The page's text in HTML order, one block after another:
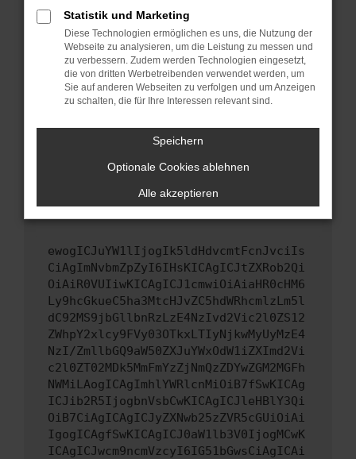
Betriebssystem auf dem neuesten Stand
sind.
Veraltete Software birgt nicht nur ein
Sicherheitsrisiko, sondern kann auch dazu
führen, dass bestimmte Funktionen nicht mehr
unterstützt werden.
Wende dich an den Webseitenbetreiber.
Wenn du alle oben genannten Schritte versucht
hast, kontaktiere uns bitte. Wir werden
versuchen, das Problem zu beheben. Du kannst
uns diesen Text schicken, um uns bei der
ewogICJuYW1lIjogIk5ldHdvcmtFcnJvciIs
CiAgImNvbmZpZyI6IHsKICAgICJtZXRob2Qi
OiAiR0VUIiwKICAgICJ1cmwiOiAiaHR0cHM6
Ly9hcGkueC5ha3MtcHJvZC5hdWRhcmlzLm5l
dC92MS9jbGllbnRzLzE4NzIvd2Vic2l0ZS12
ZWhpY2xlcy9FVy03OTkxLTIyNjkwMyUyMzE4
NzI/ZmllbGQ9aW50ZXJuYWxOdW1iZXImd2Vi
c2l0ZT02MDk5MmFmYzZjNmQzZDYwZGM2MGFh
NWMiLAogICAgImhlYWRlcnMiOiB7fSwKICAg
ICJib2R5IjogbnVsbCwKICAgICJleHBlY3Qi
OiB7CiAgICAgICJyZXNwb25zZVR5cGUiOiAi
IgogICAgfSwKICAgICJ0aW1lb3V0IjogMCwK
ICAgICJwcm9ncmVzcyI6IG51bGwsCiAgICAi
Statistik und Marketing
Diese Technologien ermöglichen es uns, die Nutzung der
Webseite zu analysieren, um die Leistung zu messen und
zu verbessern. Zudem werden Technologien eingesetzt,
die von dritten Werbetreibenden verwendet werden, um
Sie auf anderen Webseiten zu verfolgen und um Anzeigen
zu schalten, die für Ihre Interessen relevant sind.
Speichern
Optionale Cookies ablehnen
Alle akzeptieren